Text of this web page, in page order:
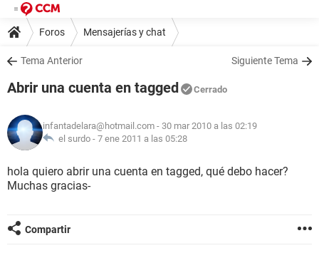
Foros Mensajerías y chat
Tema Anterior Siguiente Tema
Abrir una cuenta en tagged Cerrado
infantadelara@hotmail.com - 30 mar 2010 a las 02:19
el surdo - 7 ene 2011 a las 05:28
hola quiero abrir una cuenta en tagged, qué debo hacer?
Muchas gracias-
Compartir